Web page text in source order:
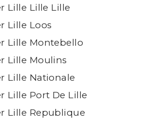
Lille Lille Lille
Lille Loos
Lille Montebello
Lille Moulins
Lille Nationale
Lille Port De Lille
Lille Republique